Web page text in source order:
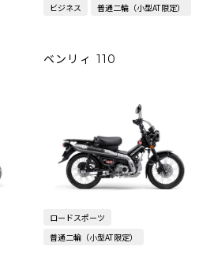
ビジネス 普通二輪（小型AT限定）
ベンリィ 110
ロードスポーツ
普通二輪（小型AT限定）